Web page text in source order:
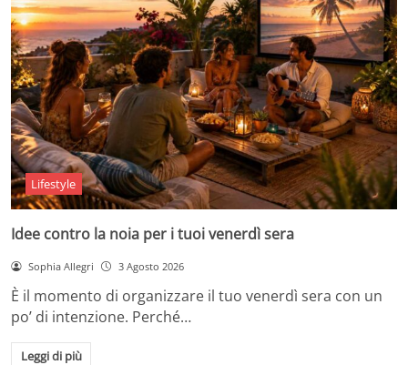
Lifestyle
Idee contro la noia per i tuoi venerdì sera
Sophia Allegri 3 Agosto 2026
È il momento di organizzare il tuo venerdì sera con un
po’ di intenzione. Perché…
Leggi di più